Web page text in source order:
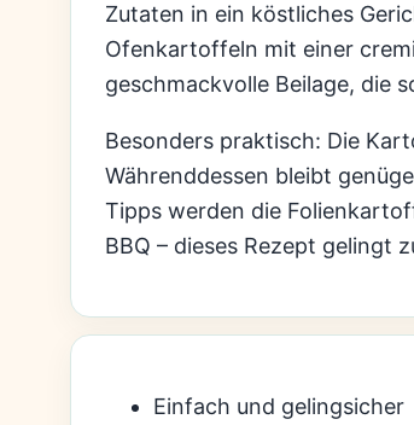
Zutaten in ein köstliches
Ofenkartoffeln mit einer
geschmackvolle Beilage, die
Besonders praktisch: Die
Währenddessen bleibt
Tipps werden die
BBQ – dieses Rezept gelingt
Einfach und gelingsicher